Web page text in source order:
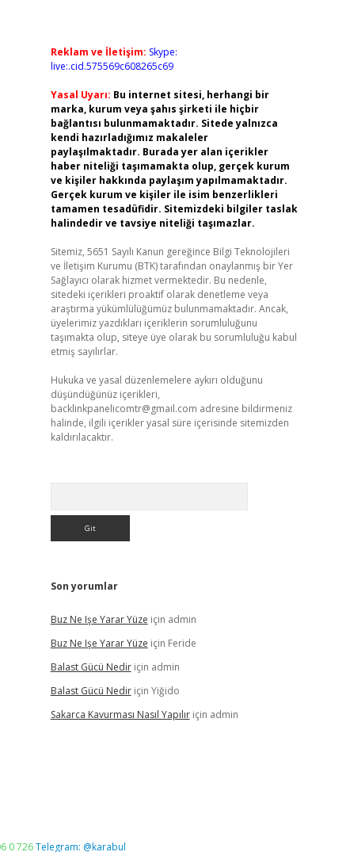
Reklam ve İletişim: Skype:
live:.cid.575569c608265c69
Yasal Uyarı: Bu internet sitesi, herhangi bir
marka, kurum veya şahıs şirketi ile hiçbir
bağlantısı bulunmamaktadır. Sitede yalnızca
kendi hazırladığımız makaleler
paylaşılmaktadır. Burada yer alan içerikler
haber niteliği taşımamakta olup, gerçek kurum
ve kişiler hakkında paylaşım yapılmamaktadır.
Gerçek kurum ve kişiler ile isim benzerlikleri
tamamen tesadüfidir. Sitemizdeki bilgiler taslak
halindedir ve tavsiye niteliği taşımazlar.
Sitemiz, 5651 Sayılı Kanun gereğince Bilgi Teknolojileri
ve İletişim Kurumu (BTK) tarafından onaylanmış bir Yer
Sağlayıcı olarak hizmet vermektedir. Bu nedenle,
sitedeki içerikleri proaktif olarak denetleme veya
araştırma yükümlülüğümüz bulunmamaktadır. Ancak,
üyelerimiz yazdıkları içeriklerin sorumluluğunu
taşımakta olup, siteye üye olarak bu sorumluluğu kabul
etmiş sayılırlar.
Hukuka ve yasal düzenlemelere aykırı olduğunu
düşündüğünüz içerikleri,
backlinkpanelicomtr@gmail.com adresine bildirmeniz
halinde, ilgili içerikler yasal süre içerisinde sitemizden
kaldırılacaktır.
Son yorumlar
Buz Ne Işe Yarar Yüze için admin
Buz Ne Işe Yarar Yüze için Feride
Balast Gücü Nediriçin admin
Balast Gücü Nediriçin Yiğido
Sakarca Kavurması Nasıl Yapılıriçin admin
0 726Telegram: @karabul